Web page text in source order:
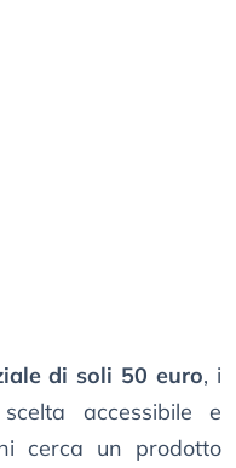
di soli 50 euro, i
accessibile e
cerca un prodotto